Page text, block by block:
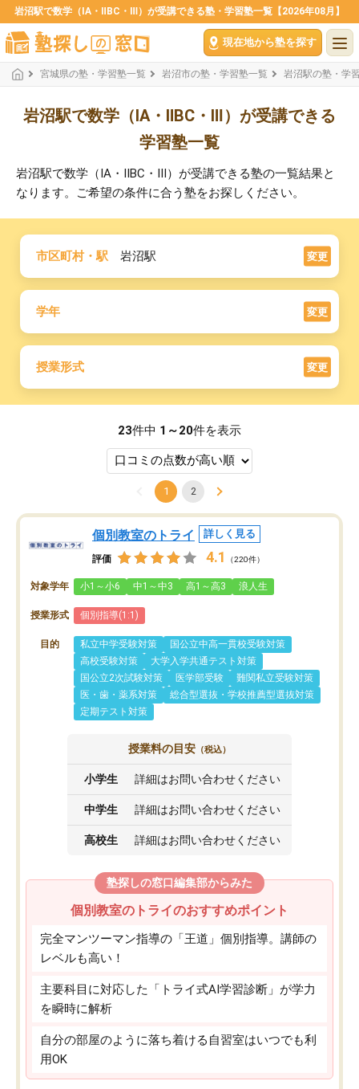
岩沼駅で数学（ⅠA・ⅡBC・Ⅲ）が受講できる塾・学習塾一覧【2026年08月】
現在地から塾を探す
宮城県の塾・学習塾一覧 岩沼市の塾・学習塾一覧 岩沼駅の塾・学
岩沼駅で数学（ⅠA・ⅡBC・Ⅲ）が受講できる
学習塾一覧
岩沼駅で数学（ⅠA・ⅡBC・Ⅲ）が受講できる塾の一覧結果と
なります。ご希望の条件に合う塾をお探しください。
市区町村・駅 岩沼駅 変更
学年 変更
授業形式 変更
23件中 1～20件を表示
1 2
個別教室のトライ 詳しく見る
評価 4.1 （220件）
対象学年 小1～小6 中1～中3 高1～高3 浪人生
授業形式 個別指導(1:1)
目的 私立中学受験対策
国公立中高一貫校受験対策
高校受験対策
大学入学共通テスト対策
国公立2次試験対策
医学部受験
難関私立受験対策
医・歯・薬系対策
総合型選抜・学校推薦型選抜対策
定期テスト対策
授業料の目安 （税込）
小学生 詳細はお問い合わせください
中学生 詳細はお問い合わせください
高校生 詳細はお問い合わせください
塾探しの窓口編集部からみた
個別教室のトライのおすすめポイント
完全マンツーマン指導の「王道」個別指導。講師の
レベルも高い！
主要科目に対応した「トライ式AI学習診断」が学力
を瞬時に解析
自分の部屋のように落ち着ける自習室はいつでも利
用OK